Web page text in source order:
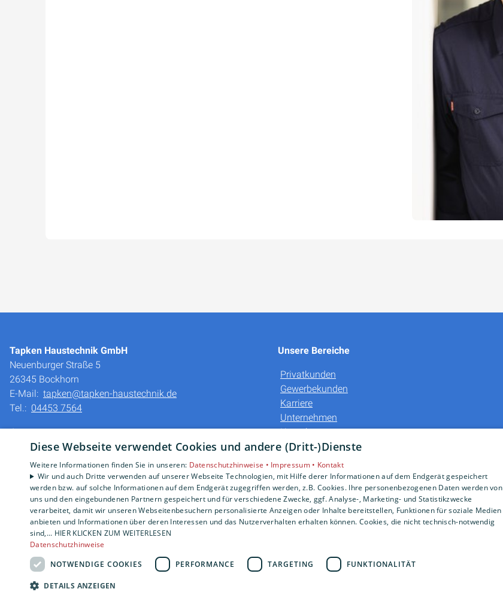
Tapken Haustechnik GmbH
Neuenburger Straße 5
26345 Bockhorn
E-Mail: tapken@tapken-haustechnik.de
Tel.: 04453 7564
Impressum
Barrierefreiheitserklärung
Datenschutzerklärung
AGB
Unsere Bereiche
Privatkunden
Gewerbekunden
Karriere
Unternehmen
Kontakt
Diese Webseite verwendet Cookies und andere (Dritt-)Dienste
Weitere Informationen finden Sie in unseren: Datenschutzhinweise • Impressum • Kontakt
Wir und auch Dritte verwenden auf unserer Webseite Technologien, mit Hilfe derer Informationen auf dem Endgerät gespeichert
werden bzw. auf solche Informationen auf dem Endgerät zugegriffen werden, z.B. Cookies. Ihre personenbezogenen Daten werden von
uns und den eingebundenen Partnern gespeichert und für verschiedene Zwecke, ggf. Analyse-, Marketing- und Statistikzwecke
verarbeitet, damit wir unseren Webseitenbesuchern personalisierte Anzeigen oder Inhalte bereitstellen, Funktionen für soziale Medien
anbieten und Informationen über deren Interessen und das Nutzerverhalten erhalten können. Cookies, die nicht technisch-notwendig
sind,... HIER KLICKEN ZUM WEITERLESEN
Datenschutzhinweise
NOTWENDIGE COOKIES
PERFORMANCE TARGETING FUNKTIONALITÄT
DETAILS ANZEIGEN